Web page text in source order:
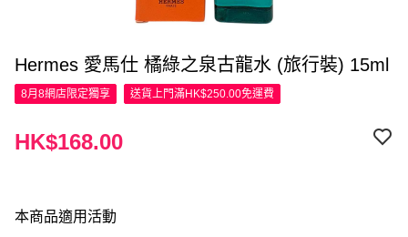
Hermes 愛馬仕 橘綠之泉古龍水 (旅行裝) 15ml
8月8網店限定獨享 送貨上門滿HK$250.00免運費
HK$168.00
本商品適用活動